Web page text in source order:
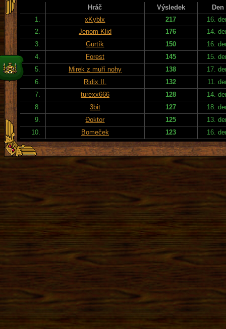
Hráč Výsledek
Den
1.
xKyblx 217
16.
2.
Jenom Klid 176
14.
3.
Gurtík 150
16.
4.
Forest 145
15.
5.
Mirek z muří nohy 138
17.
6.
Ridix II. 132
11.
7.
turexx666 128
14.
8.
3bit 127
18.
9.
Đoktor 125
13.
10.
Bomeček 123 16.